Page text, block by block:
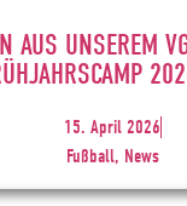
AUS UNSEREM
2026
15. April 2026
Fußball, News